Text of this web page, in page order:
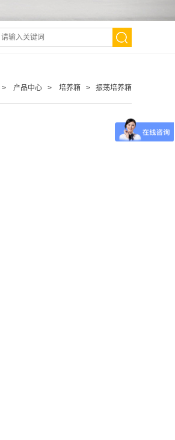
> 产品中心 > 培养箱 > 振荡培养箱